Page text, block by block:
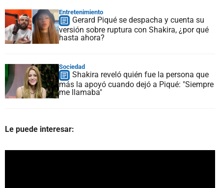
Entretenimiento
Gerard Piqué se despacha y cuenta su
versión sobre ruptura con Shakira, ¿por qué
hasta ahora?
Sociedad
Shakira reveló quién fue la persona que
más la apoyó cuando dejó a Piqué: "Siempre
me llamaba"
Le puede interesar: